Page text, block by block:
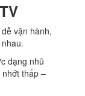
vận hành,
dạng nhũ
thấp –